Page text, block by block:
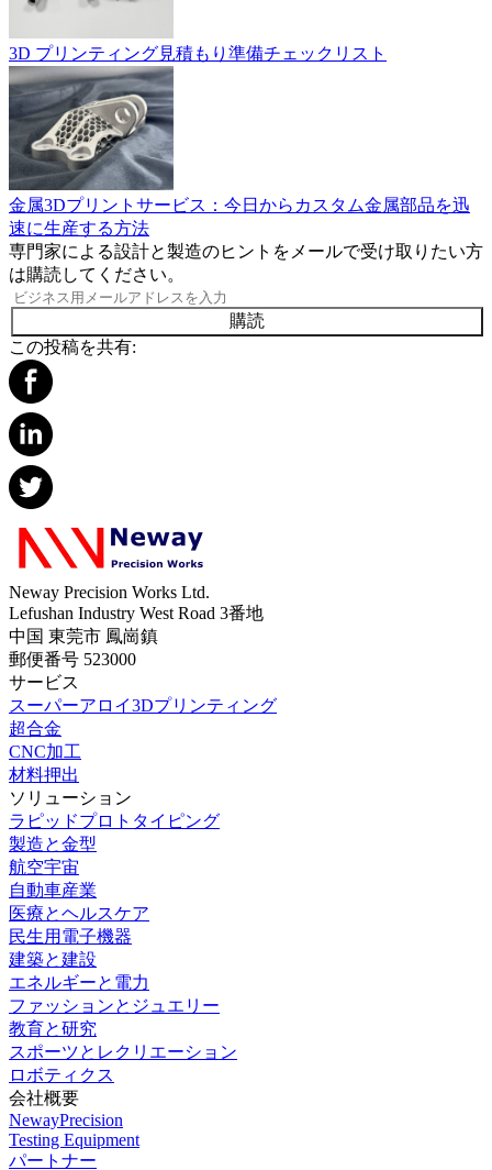
3D プリンティング見積もり準備チェックリスト
金属3Dプリントサービス：今日からカスタム金属部品を迅
速に生産する方法
専門家による設計と製造のヒントをメールで受け取りたい方
は購読してください。
購読
この投稿を共有:
Neway Precision Works Ltd.
Lefushan Industry West Road 3番地
中国 東莞市 鳳崗鎮
郵便番号 523000
サービス
スーパーアロイ3Dプリンティング
超合金
CNC加工
材料押出
ソリューション
ラピッドプロトタイピング
製造と金型
航空宇宙
自動車産業
医療とヘルスケア
民生用電子機器
建築と建設
エネルギーと電力
ファッションとジュエリー
教育と研究
スポーツとレクリエーション
ロボティクス
会社概要
NewayPrecision
Testing Equipment
パートナー